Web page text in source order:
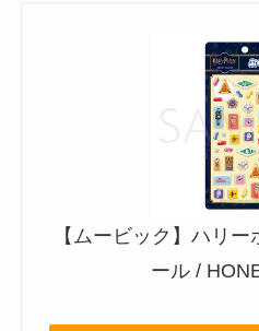
【ムービック】ハリ
ール /